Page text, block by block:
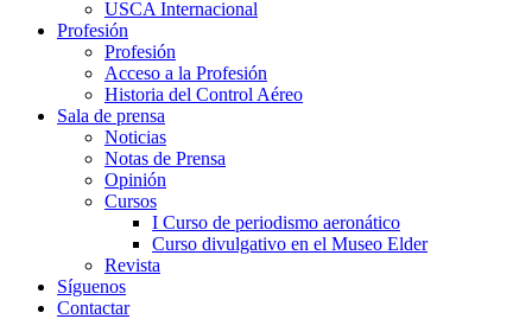
USCA Internacional
Profesión
Profesión
Acceso a la Profesión
Historia del Control Aéreo
Sala de prensa
Noticias
Notas de Prensa
Opinión
Cursos
I Curso de periodismo aeronático
Curso divulgativo en el Museo Elder
Revista
Síguenos
Contactar